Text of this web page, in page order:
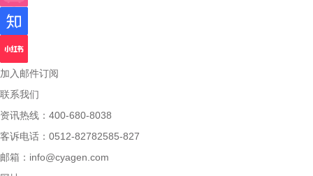
加入邮件订阅
联系我们
资讯热线：400-680-8038
客诉电话：0512-82782585-827
邮箱： info@cyagen.com